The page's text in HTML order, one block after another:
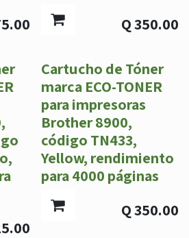
Q350.00
Cartucho de Tóner
marca ECO-TONER
para impresoras
Brother 8900,
código TN433,
Yellow, rendimiento
para 4000 páginas
Q350.00